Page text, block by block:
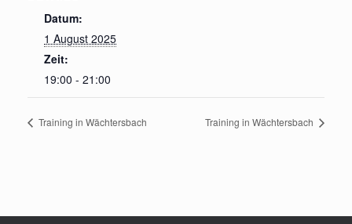
Datum:
1 August 2025
Zeit:
19:00 - 21:00
Training in Wächtersbach Training in Wächtersbach